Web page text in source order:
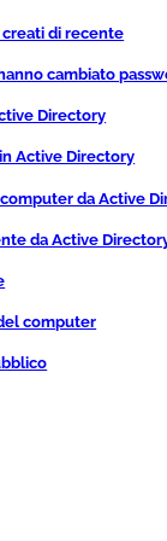
di recente
cambiato
Directory
Active Directory
da Active
da Active
computer